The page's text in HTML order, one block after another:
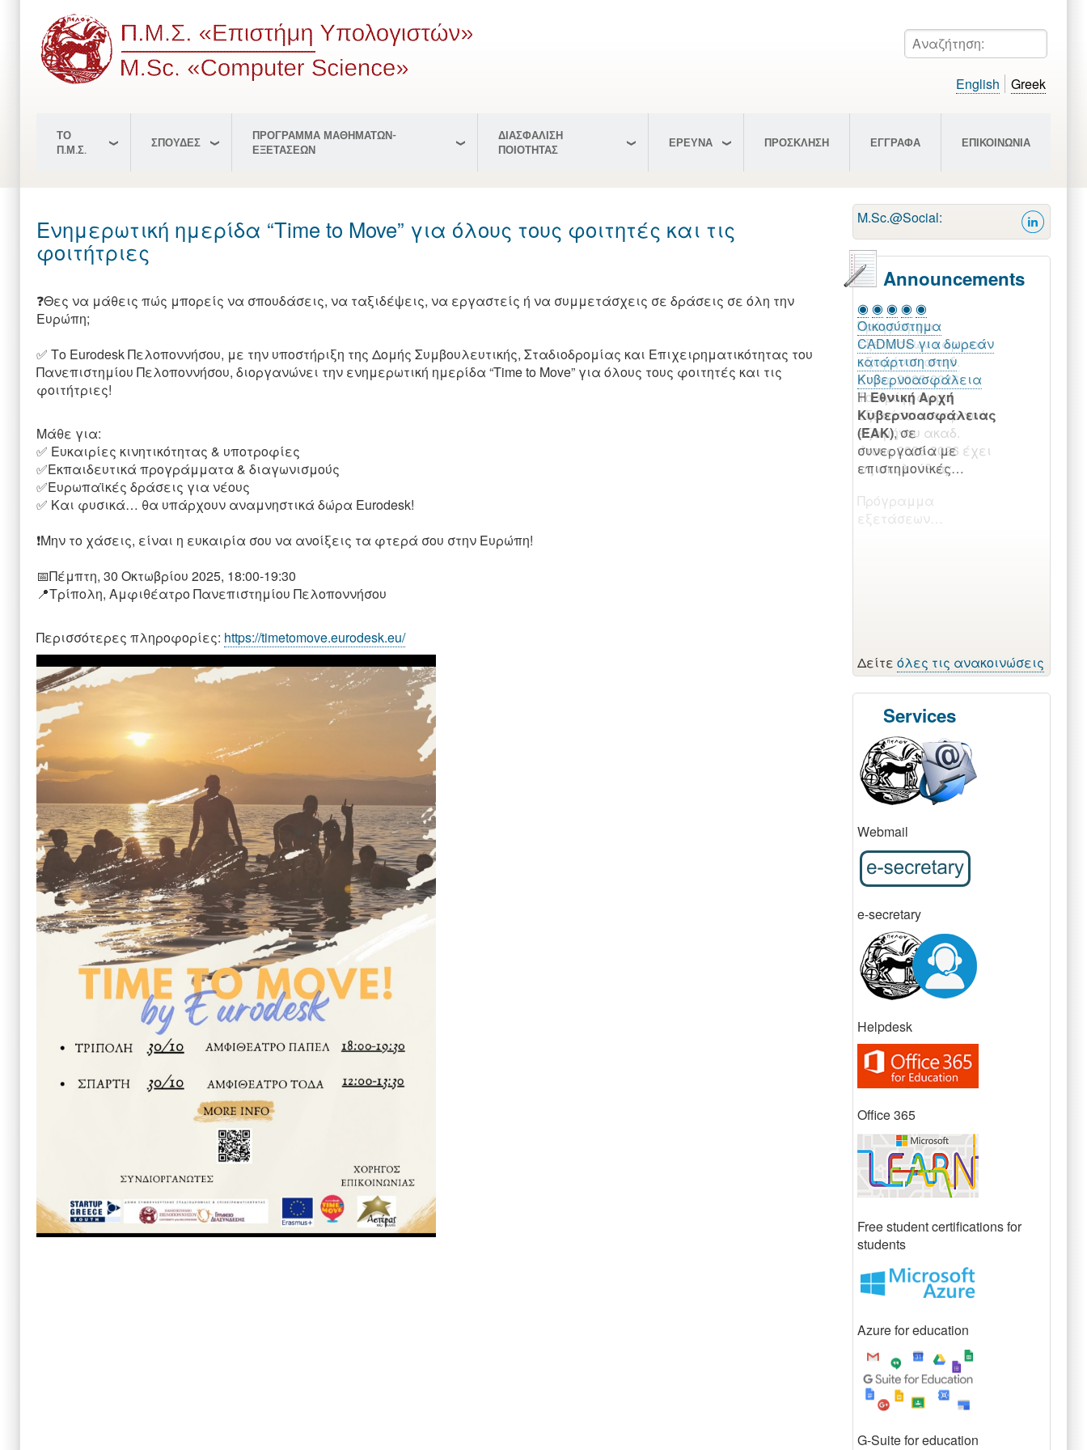
κυρίως
περιεχόμενο
Αναζήτηση:
English Greek
ΤΟ
Π.Μ.Σ.
ΣΠΟΥΔΕΣ
ΠΡΟΓΡΑΜΜΑ ΜΑΘΗΜΑΤΩΝ-
ΕΞΕΤΑΣΕΩΝ
ΔΙΑΣΦΑΛΙΣΗ
ΠΟΙΟΤΗΤΑΣ
ΕΡΕΥΝΑ ΠΡΟΣΚΛΗΣΗ ΕΓΓΡΑΦΑ ΕΠΙΚΟΙΝΩΝΙΑ
Eνημερωτική ημερίδα “Time to Move” για όλους τους φοιτητές και τις
φοιτήτριες
❓Θες να μάθεις πώς μπορείς να σπουδάσεις, να ταξιδέψεις, να εργαστείς ή να συμμετάσχεις σε δράσεις σε όλη την
Ευρώπη;
✅ Το Eurodesk Πελοποννήσου, με την υποστήριξη της Δομής Συμβουλευτικής, Σταδιοδρομίας και Επιχειρηματικότητας του
Πανεπιστημίου Πελοποννήσου, διοργανώνει την ενημερωτική ημερίδα “Time to Move” για όλους τους φοιτητές και τις
φοιτήτριες!
Μάθε για:
✅ Ευκαιρίες κινητικότητας & υποτροφίες
✅Εκπαιδευτικά προγράμματα & διαγωνισμούς
✅Ευρωπαϊκές δράσεις για νέους
✅ Και φυσικά… θα υπάρχουν αναμνηστικά δώρα Eurodesk!
❗Μην το χάσεις, είναι η ευκαιρία σου να ανοίξεις τα φτερά σου στην Ευρώπη!
📅Πέμπτη, 30 Οκτωβρίου 2025, 18:00-19:30
📍Τρίπολη, Αμφιθέατρο Πανεπιστημίου Πελοποννήσου
Περισσότερες πληροφορίες: https://timetomove.eurodesk.eu/
M.Sc.@Social:
Announcements
◉ ◉ ◉ ◉ ◉
Πρόγραμμα
εξετάσεων εαρινού
εξαμήνου ακαδ.
έτους 2025-2026
Το πρόγραμμα
εξετάσεων εαρινού
εξαμήνου ακαδ.
έτους 2025-2026 έχει
ως ακολούθως:
Πρόγραμμα
εξετάσεων…
Δείτε όλες τις ανακοινώσεις
Services
Webmail
e-secretary
Helpdesk
Office 365
Free student certifications for
students
Azure for education
G-Suite for education